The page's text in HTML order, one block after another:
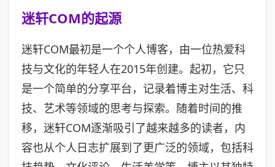
迷轩COM的起源
迷轩COM最初是一个个人博客，由一位热爱科
技与文化的年轻人在2015年创建。起初，它只
是一个简单的分享平台，记录着博主对生活、科
技、艺术等领域的思考与探索。随着时间的推
移，迷轩COM逐渐吸引了越来越多的读者，内
容也从个人日志扩展到了更广泛的领域，包括科